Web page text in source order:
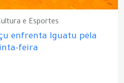
e Esportes
enfrenta Iguatu pela
feira